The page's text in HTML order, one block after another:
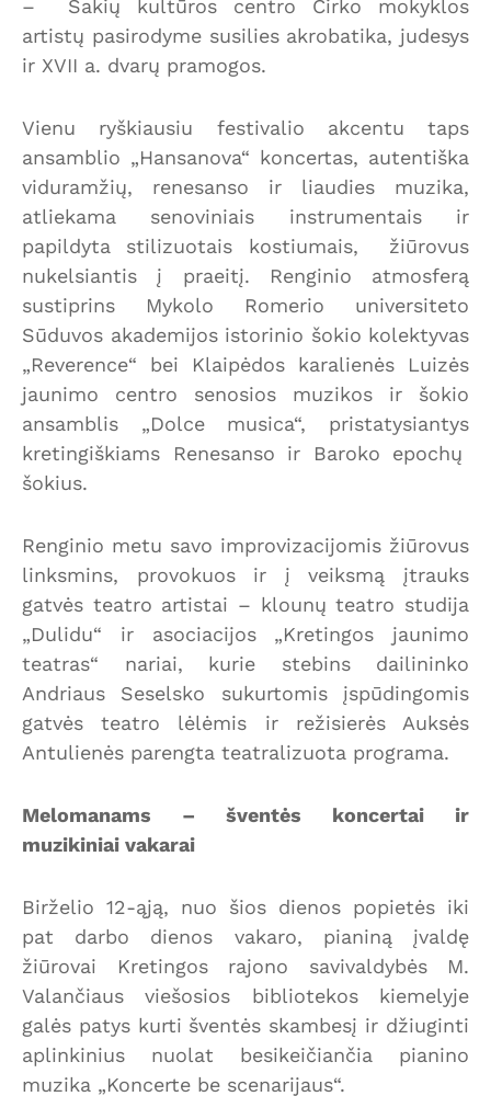
– Šakių kultūros centro Cirko mokyklos
artistų pasirodyme susilies akrobatika, judesys
ir XVII a. dvarų pramogos.
Vienu ryškiausiu festivalio akcentu taps
ansamblio „Hansanova“ koncertas, autentiška
viduramžių, renesanso ir liaudies muzika,
atliekama senoviniais instrumentais ir
papildyta stilizuotais kostiumais, žiūrovus
nukelsiantis į praeitį. Renginio atmosferą
sustiprins Mykolo Romerio universiteto
Sūduvos akademijos istorinio šokio kolektyvas
„Reverence“ bei Klaipėdos karalienės Luizės
jaunimo centro senosios muzikos ir šokio
ansamblis „Dolce musica“, pristatysiantys
kretingiškiams Renesanso ir Baroko epochų
šokius.
Renginio metu savo improvizacijomis žiūrovus
linksmins, provokuos ir į veiksmą įtrauks
gatvės teatro artistai – klounų teatro studija
„Dulidu“ ir asociacijos „Kretingos jaunimo
teatras“ nariai, kurie stebins dailininko
Andriaus Seselsko sukurtomis įspūdingomis
gatvės teatro lėlėmis ir režisierės Auksės
Antulienės parengta teatralizuota programa.
Melomanams – šventės koncertai ir
muzikiniai vakarai
Birželio 12-ąją, nuo šios dienos popietės iki
pat darbo dienos vakaro, pianiną įvaldę
žiūrovai Kretingos rajono savivaldybės M.
Valančiaus viešosios bibliotekos kiemelyje
galės patys kurti šventės skambesį ir džiuginti
aplinkinius nuolat besikeičiančia pianino
muzika „Koncerte be scenarijaus“.